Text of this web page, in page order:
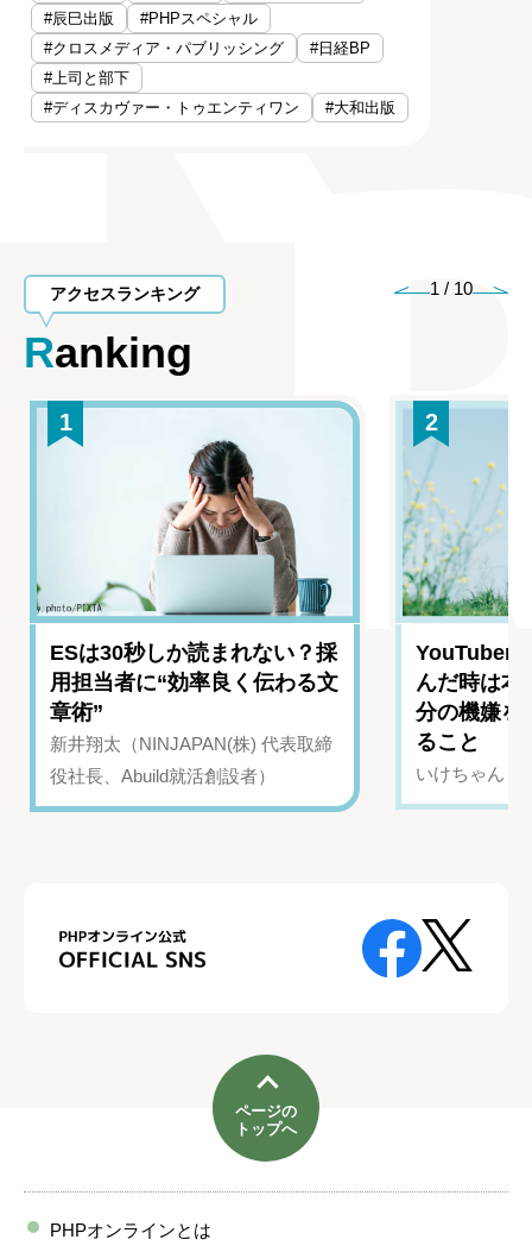
#辰巳出版
#PHPスペシャル
#クロスメディア・パブリッシング
#日経BP
#上司と部下
#ディスカヴァー・トゥエンティワン
#大和出版
アクセスランキング
Ranking
1 / 10
1
ESは30秒しか読まれない？採
用担当者に“効率良く伝わる文
章術”
新井翔太（NINJAPAN(株) 代表取締
役社長、Abuild就活創設者）
2
YouTuber
んだ時は
分の機嫌を
ること
いけちゃん（
ページの
トップへ
PHPオンラインとは